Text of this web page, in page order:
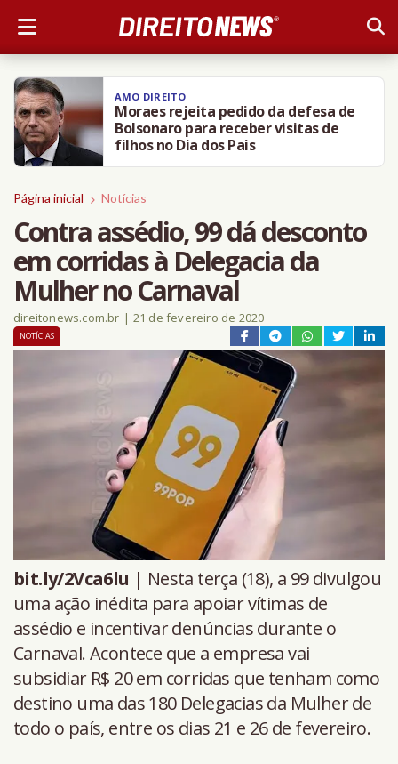
AMO DIREITO
Moraes rejeita pedido da defesa de
Bolsonaro para receber visitas de
filhos no Dia dos Pais
Página inicial Notícias
Contra assédio, 99 dá desconto
em corridas à Delegacia da
Mulher no Carnaval
direitonews.com.br | 21 de fevereiro de 2020
NOTÍCIAS
bit.ly/2Vca6lu | Nesta terça (18), a 99 divulgou
uma ação inédita para apoiar vítimas de
assédio e incentivar denúncias durante o
Carnaval. Acontece que a empresa vai
subsidiar R$ 20 em corridas que tenham como
destino uma das 180 Delegacias da Mulher de
todo o país, entre os dias 21 e 26 de fevereiro.